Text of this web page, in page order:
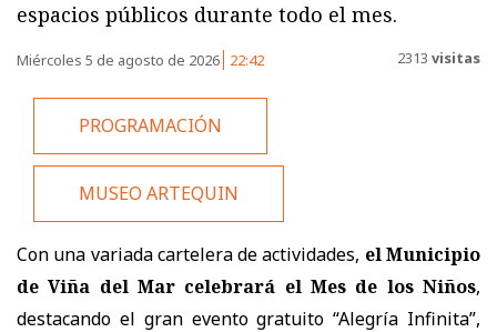
espacios públicos durante todo el mes.
Miércoles 5 de agosto de 2026 22:42 2313 visitas
PROGRAMACIÓN
MUSEO ARTEQUIN
Con una variada cartelera de actividades, el Municipio
de Viña del Mar celebrará el Mes de los Niños,
destacando el gran evento gratuito “Alegría Infinita”,